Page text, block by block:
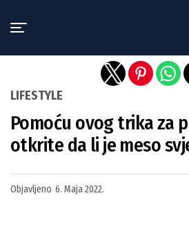
LIFESTYLE
Pomoću ovog trika za
otkrite da li je meso
Objavljeno 6. Maja 2022.